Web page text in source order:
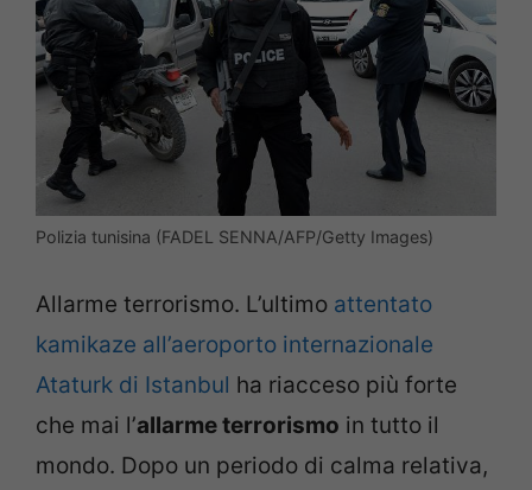
Polizia tunisina (FADEL SENNA/AFP/Getty Images)
Allarme terrorismo. L’ultimo attentato
kamikaze all’aeroporto internazionale
Ataturk di Istanbul ha riacceso più forte
che mai l’allarme terrorismo in tutto il
mondo. Dopo un periodo di calma relativa,